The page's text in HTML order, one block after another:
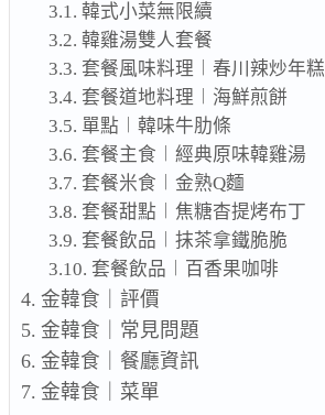
韓式小菜無限續
韓雞湯雙人套餐
套餐風味料理︱春川辣炒年糕
套餐道地料理︱海鮮煎餅
單點︱韓味牛肋條
套餐主食︱經典原味韓雞湯
套餐米食︱金熟Q麵
套餐甜點︱焦糖杳提烤布丁
套餐飲品︱抹茶拿鐵脆脆
套餐飲品︱百香果咖啡
金韓食｜評價
金韓食｜常見問題
金韓食｜餐廳資訊
金韓食｜菜單